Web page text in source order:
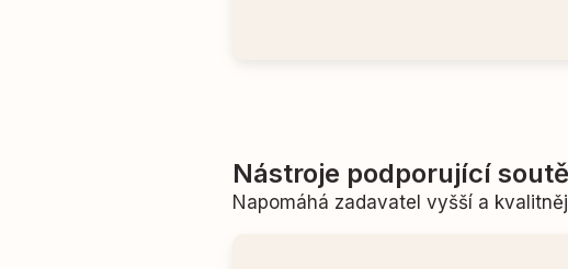
Nástroje podporující
Napomáhá zadavatel vyšší a